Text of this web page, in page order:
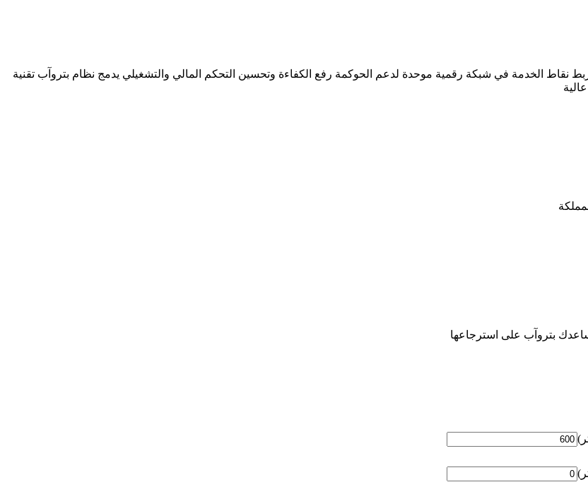
نقاط الخدمة في شبكة رقمية موحدة لدعم الحوكمة رفع الكفاءة وتحسين التحكم المالي والتشغيلي يدمج نظام بتروآب تقنية
بتروآب على استرجاعها